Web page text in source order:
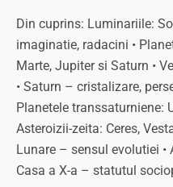
Din cuprins: Luminariile:
imaginatie, radacini •
Marte, Jupiter si Saturn •
• Saturn – cristalizare,
Planetele transsaturniene:
Asteroizii-zeita: Ceres,
Lunare – sensul evolutiei
Casa a X-a – statutul